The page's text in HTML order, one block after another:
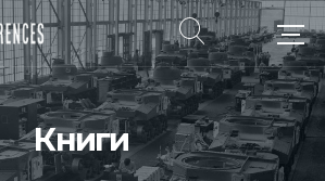
Книги